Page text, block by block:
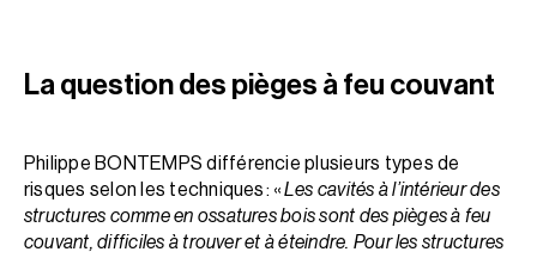
La question des pièges à feu couvant
Philippe BONTEMPS différencie plusieurs types de
risques selon les techniques : «Les cavités à l’intérieur des
structures comme en ossatures bois sont des pièges à feu
couvant, difficiles à trouver et à éteindre. Pour les structures